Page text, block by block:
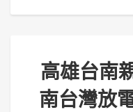
高雄台南
南台灣放